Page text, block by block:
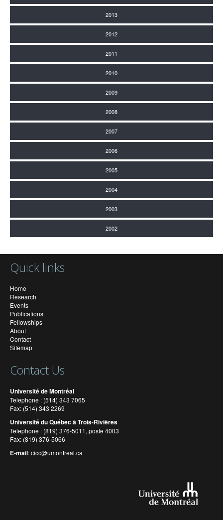
2013
2012
2011
2010
2009
2008
2007
2006
2005
2004
2003
2002
Quick links
Home
Research
Events
Publications
Fellowships
About
Contact
Sitemap
Contact Us
Université de Montréal
Telephone : (514) 343 7065
Fax: (514) 343 2269
Université du Québec à Trois-Rivières
Telephone : (819) 376-5011, poste 4003
Fax: (819) 376-5066
E-mail:cicc@umontreal.ca